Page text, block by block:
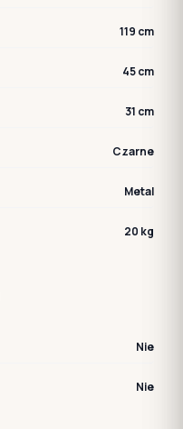
119 cm
45 cm
31 cm
Czarne
Metal
20 kg
Nie
Nie